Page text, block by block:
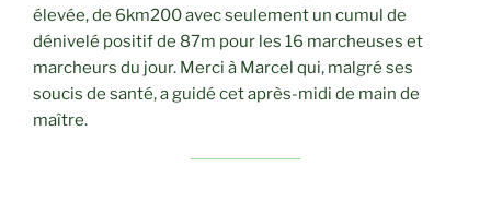
élevée, de 6km200 avec seulement un cumul de
dénivelé positif de 87m pour les 16 marcheuses et
marcheurs du jour. Merci à Marcel qui, malgré ses
soucis de santé, a guidé cet après-midi de main de
maître.